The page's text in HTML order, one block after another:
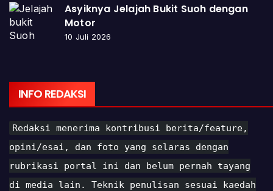
Asyiknya Jelajah Bukit Suoh dengan
Motor
10 Juli 2026
INFO REDAKSI
Redaksi menerima kontribusi berita/feature,
opini/esai, dan foto yang selaras dengan
rubrikasi portal ini dan belum pernah tayang
di media lain. Teknik penulisan sesuai kaedah